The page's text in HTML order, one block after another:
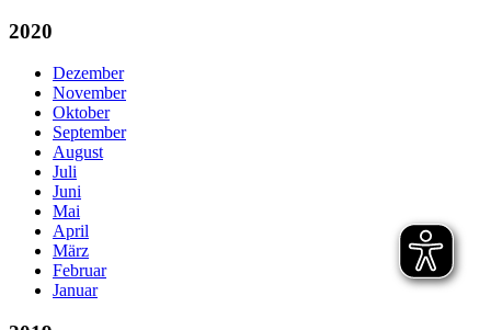
2020
Dezember
November
Oktober
September
August
Juli
Juni
Mai
April
März
Februar
Januar